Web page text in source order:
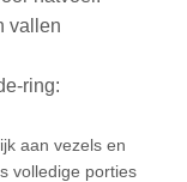
vallen
ring:
aan vezels en
volledige porties